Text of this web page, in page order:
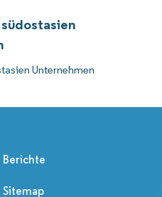
Unternehmen
Berichte
Sitemap